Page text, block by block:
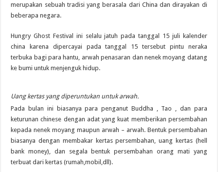
merupakan sebuah tradisi yang berasala dari China dan dirayakan di
beberapa negara.
Hungry Ghost Festival ini selalu jatuh pada tanggal 15 juli kalender
china karena dipercayai pada tanggal 15 tersebut pintu neraka
terbuka bagi para hantu, arwah penasaran dan nenek moyang datang
ke bumi untuk menjenguk hidup.
Uang kertas yang diperuntukan untuk arwah.
Pada bulan ini biasanya para penganut Buddha , Tao , dan para
keturunan chinese dengan adat yang kuat memberikan persembahan
kepada nenek moyang maupun arwah – arwah. Bentuk persembahan
biasanya dengan membakar kertas persembahan, uang kertas (hell
bank money), dan segala bentuk persembahan orang mati yang
terbuat dari kertas (rumah,mobil,dll).